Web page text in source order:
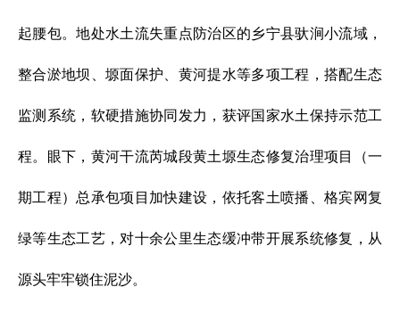
起腰包。地处水土流失重点防治区的乡宁县驮涧小流域，
整合淤地坝、塬面保护、黄河提水等多项工程，搭配生态
监测系统，软硬措施协同发力，获评国家水土保持示范工
程。眼下，黄河干流芮城段黄土塬生态修复治理项目（一
期工程）总承包项目加快建设，依托客土喷播、格宾网复
绿等生态工艺，对十余公里生态缓冲带开展系统修复，从
源头牢牢锁住泥沙。